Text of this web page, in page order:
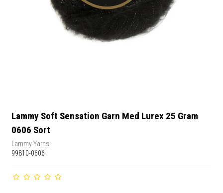
Lammy Soft Sensation Garn Med Lurex 25 Gram
0606 Sort
Lammy Yarns
99810-0606